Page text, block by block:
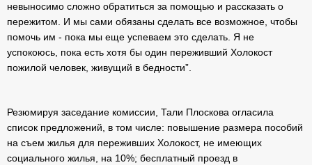
невыносимо сложно обратиться за помощью и рассказать о
пережитом. И мы сами обязаны сделать все возможное, чтобы
помочь им - пока мы еще успеваем это сделать. Я не
успокоюсь, пока есть хотя бы один переживший Холокост
пожилой человек, живущий в бедности”.
Резюмируя заседание комиссии, Тали Плоскова огласила
список предложений, в том числе: повышение размера пособий
на съем жилья для переживших Холокост, не имеющих
социального жилья, на 10%; бесплатный проезд в